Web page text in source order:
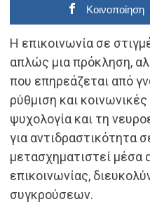
Κοινοποίηση
Η επικοινωνία σε
απλώς μια πρόκληση,
που επηρεάζεται από
ρύθμιση και
ψυχολογία και τη
για αντιδραστικότητα
μετασχηματιστεί μέσα
επικοινωνίας,
συγκρούσεων.